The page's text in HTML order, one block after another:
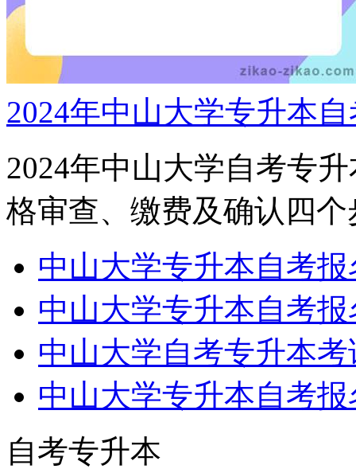
2024年中山大学专升本
2024年中山大学自考专
格审查、缴费及确认四
中山大学专升本自考
中山大学专升本自考
中山大学自考专升本
中山大学专升本自考
自考专升本